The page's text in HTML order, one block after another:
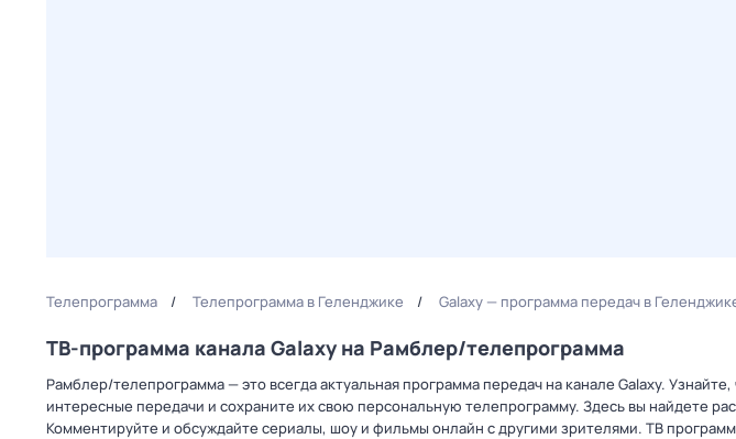
Телепрограмма Телепрограмма в Геленджике Galaxy — программа передач в
ТВ-программа канала Galaxy на Рамблер/телепрограмма
Рамблер/телепрограмма — это всегда актуальная программа передач на канале Galaxy.
интересные передачи и сохраните их свою персональную телепрограмму. Здесь вы найдете
Комментируйте и обсуждайте сериалы, шоу и фильмы онлайн с другими зрителями. ТВ